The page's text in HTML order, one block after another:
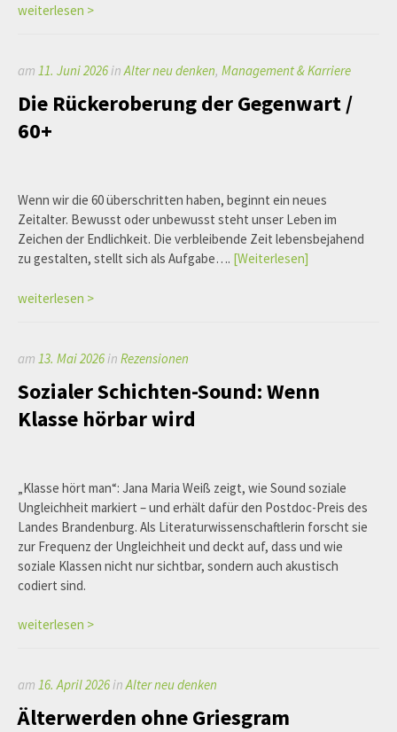
weiterlesen >
am 11. Juni 2026inAlter neu denken, Management & Karriere
Die Rückeroberung der Gegenwart /
60+
Wenn wir die 60 überschritten haben, beginnt ein neues
Zeitalter. Bewusst oder unbewusst steht unser Leben im
Zeichen der Endlichkeit. Die verbleibende Zeit lebensbejahend
zu gestalten, stellt sich als Aufgabe…. [Weiterlesen]
weiterlesen >
am 13. Mai 2026 in Rezensionen
Sozialer Schichten-Sound: Wenn
Klasse hörbar wird
„Klasse hört man“: Jana Maria Weiß zeigt, wie Sound soziale
Ungleichheit markiert – und erhält dafür den Postdoc-Preis des
Landes Brandenburg. Als Literaturwissenschaftlerin forscht sie
zur Frequenz der Ungleichheit und deckt auf, dass und wie
soziale Klassen nicht nur sichtbar, sondern auch akustisch
codiert sind.
weiterlesen >
am 16. April 2026inAlter neu denken
Älterwerden ohne Griesgram